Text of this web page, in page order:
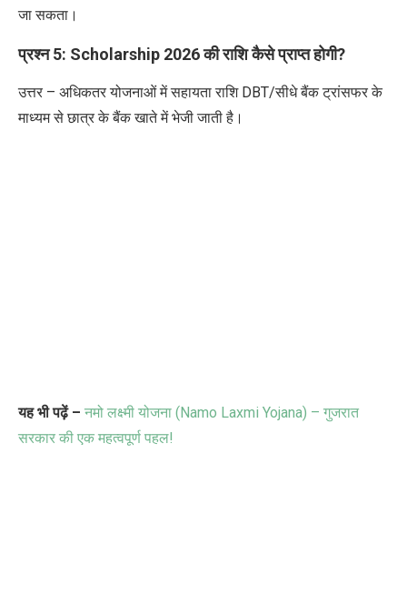
जा सकता।
प्रश्न5: Scholarship 2026की राशि कैसे प्राप्त होगी?
उत्तर – अधिकतर योजनाओं में सहायता राशि DBT/सीधे बैंक ट्रांसफर के
माध्यम से छात्र के बैंक खाते में भेजी जाती है।
यह भी पढ़ें – नमो लक्ष्मी योजना (Namo Laxmi Yojana) – गुजरात
सरकार की एक महत्वपूर्ण पहल!